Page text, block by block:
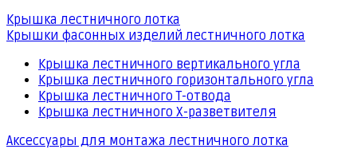
Крышка лестничного лотка
Крышки фасонных изделий лестничного лотка
Крышка лестничного вертикального угла
Крышка лестничного горизонтального угла
Крышка лестничного Т-отвода
Крышка лестничного Х-разветвителя
Аксессуары для монтажа лестничного лотка